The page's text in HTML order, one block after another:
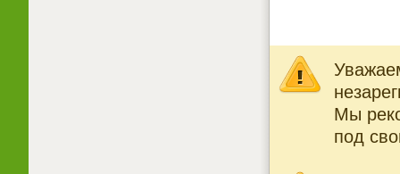
Мы
под